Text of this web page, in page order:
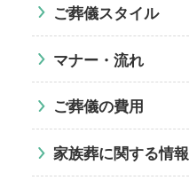
ご葬儀スタイル
マナー・流れ
ご葬儀の費用
家族葬に関する情報